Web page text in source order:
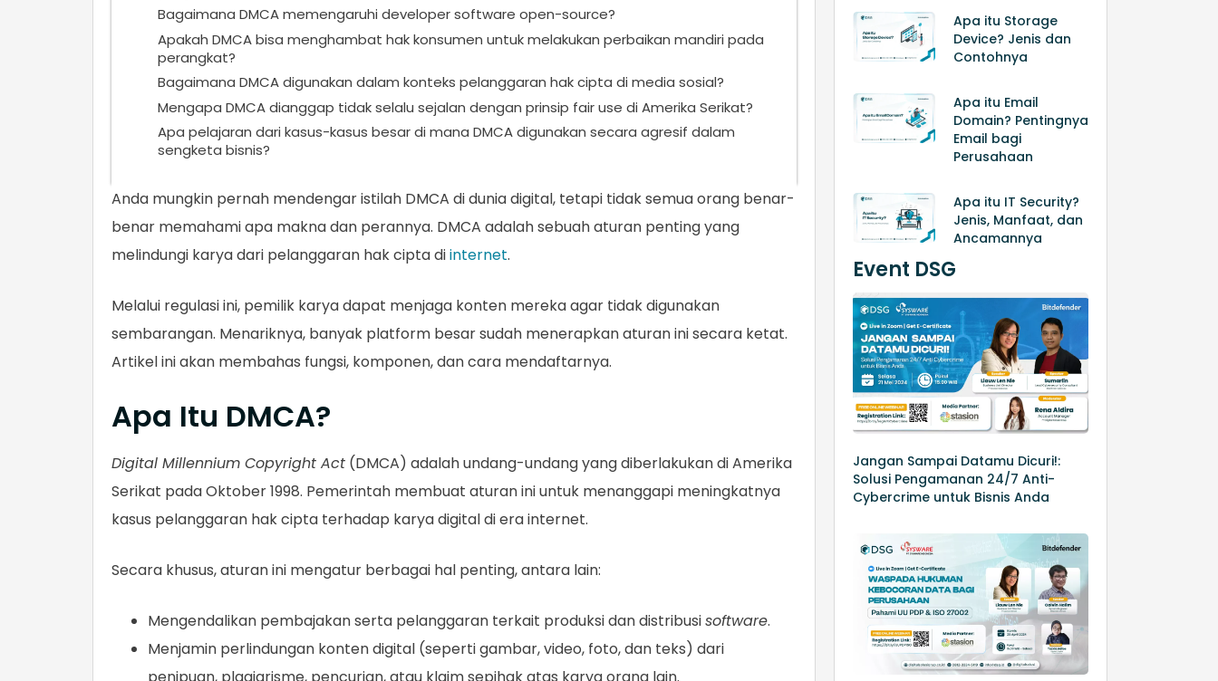
Bagaimana DMCA memengaruhi developer software open-source?
Apakah DMCA bisa menghambat hak konsumen untuk melakukan perbaikan mandiri pada
perangkat?
Bagaimana DMCA digunakan dalam konteks pelanggaran hak cipta di media sosial?
Mengapa DMCA dianggap tidak selalu sejalan dengan prinsip fair use di Amerika Serikat?
Apa pelajaran dari kasus-kasus besar di mana DMCA digunakan secara agresif dalam
sengketa bisnis?
Anda mungkin pernah mendengar istilah DMCA di dunia digital, tetapi tidak semua orang benar-
benar memahami apa makna dan perannya. DMCA adalah sebuah aturan penting yang
melindungi karya dari pelanggaran hak cipta diinternet.
Melalui regulasi ini, pemilik karya dapat menjaga konten mereka agar tidak digunakan
sembarangan. Menariknya, banyak platform besar sudah menerapkan aturan ini secara ketat.
Artikel ini akan membahas fungsi, komponen, dan cara mendaftarnya.
Apa Itu DMCA?
Digital Millennium Copyright Act (DMCA) adalah undang-undang yang diberlakukan di Amerika
Serikat pada Oktober 1998. Pemerintah membuat aturan ini untuk menanggapi meningkatnya
kasus pelanggaran hak cipta terhadap karya digital di era internet.
Secara khusus, aturan ini mengatur berbagai hal penting, antara lain:
Mengendalikan pembajakan serta pelanggaran terkait produksi dan distribusisoftware.
Menjamin perlindungan konten digital (seperti gambar, video, foto, dan teks) dari
penipuan, plagiarisme, pencurian, atau klaim sepihak atas karya orang lain.
Apa itu Storage
Device? Jenis dan
Contohnya
Apa itu Email
Domain? Pentingnya
Email bagi
Perusahaan
Apa itu IT Security?
Jenis, Manfaat, dan
Ancamannya
Event DSG
Jangan Sampai Datamu Dicuri!:
Solusi Pengamanan 24/7 Anti-
Cybercrime untuk Bisnis Anda